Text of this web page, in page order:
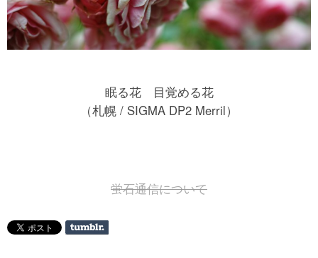
眠る花 目覚める花
（札幌 / SIGMA DP2 Merril）
蛍石通信について